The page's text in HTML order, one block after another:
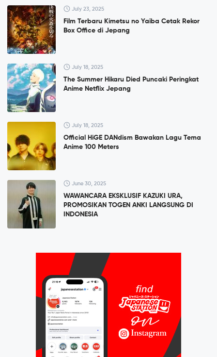
July 23, 2025
Film Terbaru Kimetsu no Yaiba Cetak Rekor
Box Office di Jepang
July 18, 2025
The Summer Hikaru Died Puncaki Peringkat
Anime Netflix Jepang
July 18, 2025
Official HiGE DANdism Bawakan Lagu Tema
Anime 100 Meters
June 30, 2025
WAWANCARA EKSKLUSIF KAZUKI URA,
PROMOSIKAN TOGEN ANKI LANGSUNG DI
INDONESIA